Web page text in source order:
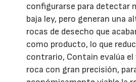
configurarse para detectar
baja ley, pero generan una
rocas de desecho que
como producto, lo que
contrario, Contain evalúa el
roca con gran precisión,